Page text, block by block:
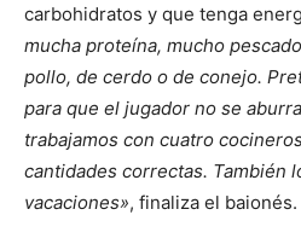
carbohidratos y que tenga
mucha proteína, mucho
pollo, de cerdo o de conejo.
para que el jugador no se
trabajamos con cuatro
cantidades correctas. También
vacaciones», finaliza el baionés.